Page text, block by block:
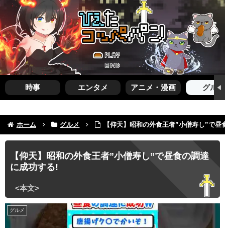
時事 エンタメ アニメ・漫画 グルメ
ホーム グルメ 【仰天】昭和の外食王者”小僧寿し”で
【仰天】昭和の外食王者”小僧寿し”で昼食の調達
に成功する!
グルメ